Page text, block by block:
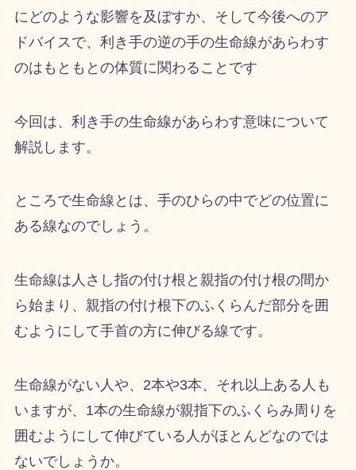
にどのような影響を及ぼすか、そして今後へのア
ドバイスで、利き手の逆の手の生命線があらわす
のはもともとの体質に関わることです
今回は、利き手の生命線があらわす意味について
解説します。
ところで生命線とは、手のひらの中でどの位置に
ある線なのでしょう。
生命線は人さし指の付け根と親指の付け根の間か
ら始まり、親指の付け根下のふくらんだ部分を囲
むようにして手首の方に伸びる線です。
生命線がない人や、2本や3本、それ以上ある人も
いますが、1本の生命線が親指下のふくらみ周りを
囲むようにして伸びている人がほとんどなのでは
ないでしょうか。